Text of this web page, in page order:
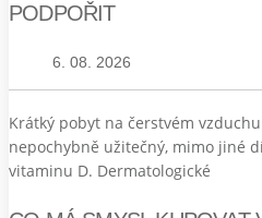
PODPOŘIT
6. 08. 2026
Krátký pobyt na čerstvém
nepochybně užitečný, mimo jiné
vitaminu D. Dermatologické